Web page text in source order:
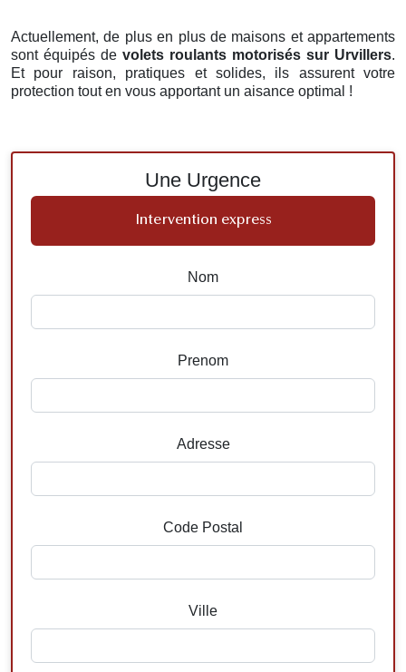
Actuellement, de plus en plus de maisons et appartements
sont équipés de volets roulants motorisés sur Urvillers.
Et pour raison, pratiques et solides, ils assurent votre
protection tout en vous apportant un aisance optimal !
Une Urgence
Intervention express
Nom
Prenom
Adresse
Code Postal
Ville